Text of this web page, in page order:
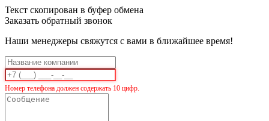
Текст скопирован в буфер обмена
Заказать обратный звонок
Наши менеджеры свяжутся с вами в ближайшее время!
Номер телефона должен содержать 10 цифр.